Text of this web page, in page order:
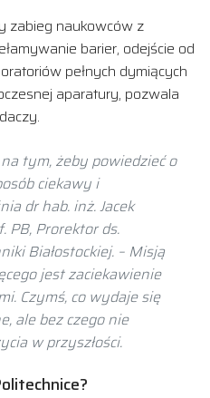
zabieg naukowców z
barier, odejście od
pełnych dymiących
aparatury, pozwala
na tym, żeby powiedzieć o
ciekawy i
dr hab. inż. Jacek
PB, Prorektor ds.
Białostockiej. – Misją
jest zaciekawienie
Czymś, co wydaje się
ale bez czego nie
w przyszłości.